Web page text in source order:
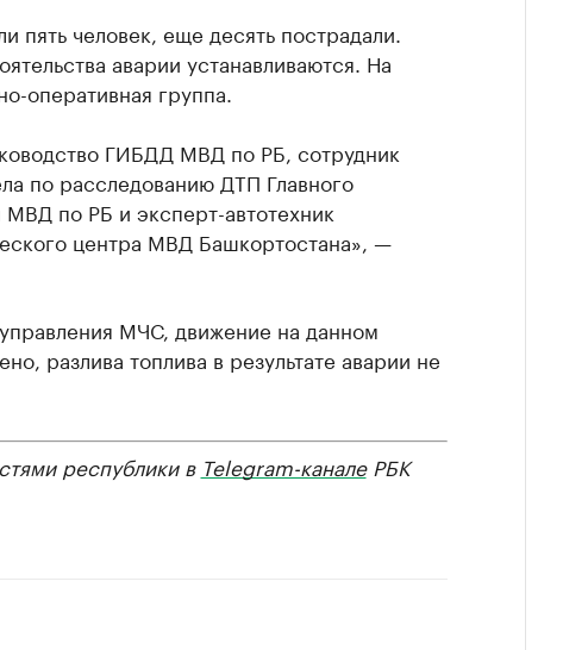
пять человек, еще десять пострадали.
аварии устанавливаются. На
оперативная группа.
ГИБДД МВД по РБ, сотрудник
по расследованию ДТП Главного
МВД по РБ и эксперт-автотехник
центра МВД Башкортостана», —
МЧС, движение на данном
разлива топлива в результате аварии не
республики в Telegram-каналеРБК